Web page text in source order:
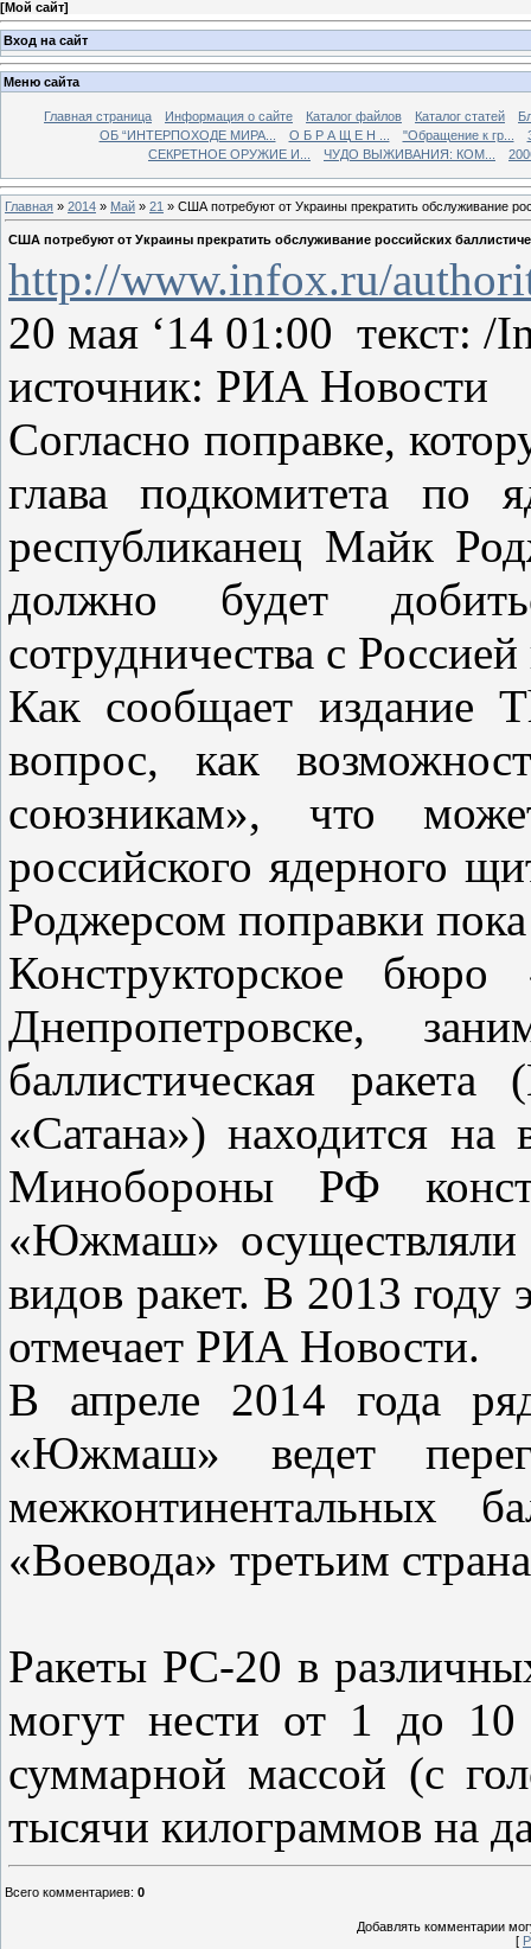
[Мой сайт]
Вход на сайт
Меню сайта
Главная страница Информация о сайте Каталог файлов Каталог статей
ОБ “ИНТЕРПОХОДЕ МИРА...
О Б Р А Щ Е Н ... "Обращение к гр...
СЕКРЕТНОЕ ОРУЖИЕ И...
ЧУДО ВЫЖИВАНИЯ: КОМ...
Главная » 2014 » Май » 21 » США потребуют от Украины прекратить обслуживание
США потребуют от Украины прекратить обслуживание российских
http://www.infox.ru/
20 мая ‘14 01:00 текст: /
источник: РИА Новости
Согласно поправке,
глава подкомитета по
республиканец Майк
должно будет
сотрудничества с
Как сообщает издание
вопрос, как
союзникам», что
российского ядерного
Роджерсом поправки
Конструкторское
Днепропетровске,
баллистическая
«Сатана») находится
Минобороны РФ
«Южмаш» осуществляли
видов ракет. В 2013 году
отмечает РИА Новости.
В апреле 2014 года
«Южмаш» ведет
межконтинентальных
«Воевода» третьим
Ракеты РС-20 в
могут нести от 1 до
суммарной массой (с
тысячи килограммов на
Всего комментариев: 0
Добавлять комментарии
[